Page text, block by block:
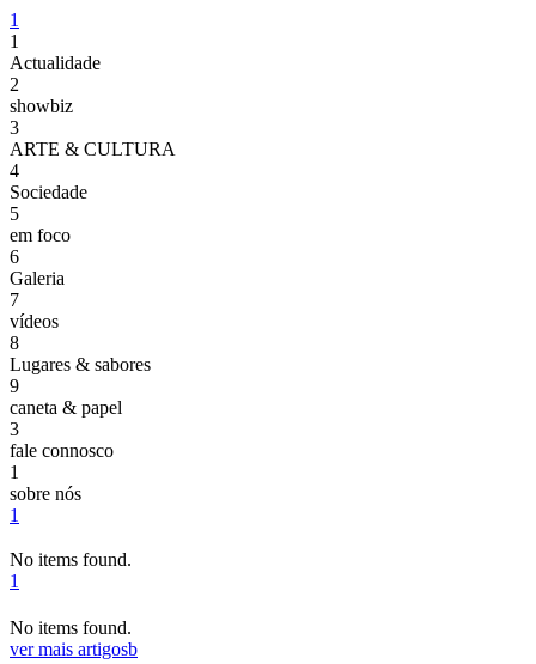
1
1
Actualidade
2
showbiz
3
ARTE & CULTURA
4
Sociedade
5
em foco
6
Galeria
7
vídeos
8
Lugares & sabores
9
caneta & papel
3
fale connosco
1
sobre nós
1
No items found.
1
No items found.
ver mais artigosb